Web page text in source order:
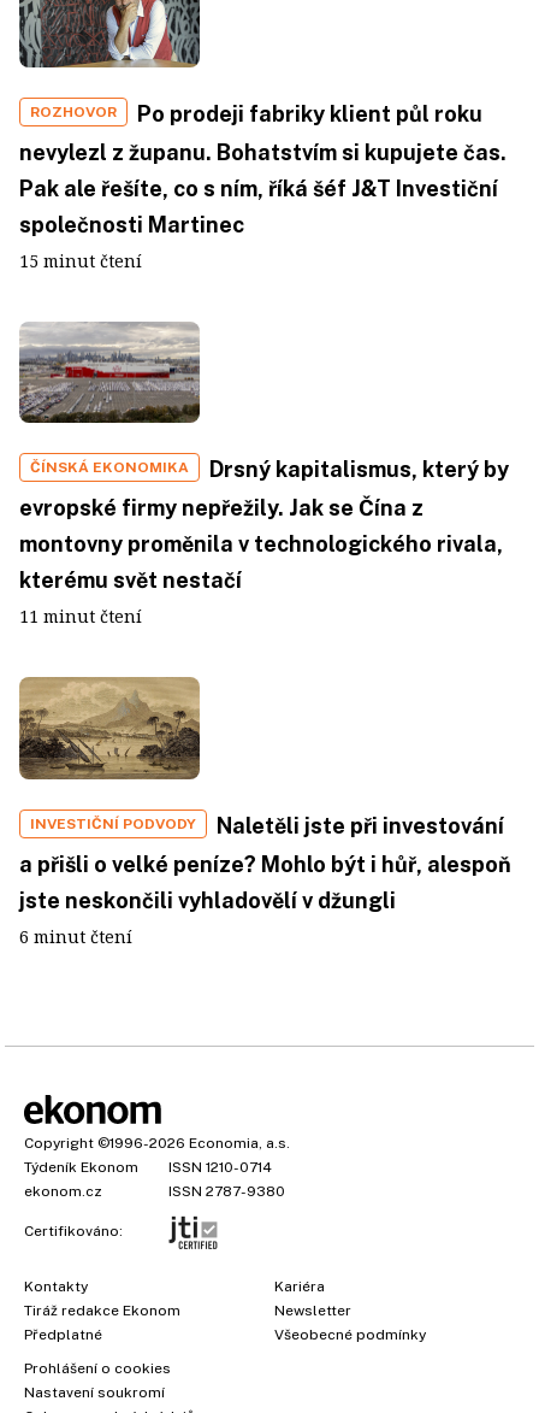
ROZHOVOR
Po prodeji fabriky klient půl roku
nevylezl z županu. Bohatstvím si kupujete čas.
Pak ale řešíte, co s ním, říká šéf J&T Investiční
společnosti Martinec
15 minut čtení
ČÍNSKÁ EKONOMIKA
Drsný kapitalismus, který by
evropské firmy nepřežily. Jak se Čína z
montovny proměnila v technologického rivala,
kterému svět nestačí
11 minut čtení
INVESTIČNÍ PODVODY
Naletěli jste při investování
a přišli o velké peníze? Mohlo být i hůř, alespoň
jste neskončili vyhladovělí v džungli
6 minut čtení
Copyright ©1996-2026 Economia, a.s.
Týdeník Ekonom
ISSN 1210-0714
ekonom.cz
ISSN 2787-9380
Certifikováno:
Kontakty
Tiráž redakce Ekonom
Předplatné
Kariéra
Newsletter
Všeobecné podmínky
Prohlášení o cookies
Nastavení soukromí